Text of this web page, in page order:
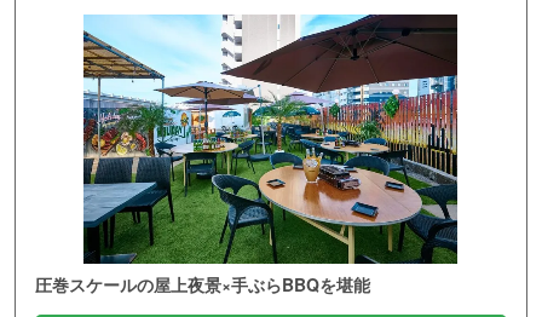
圧巻スケールの屋上夜景×手ぶらBBQを堪能